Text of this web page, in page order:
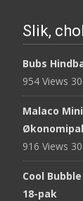
Slik,
Bubs
954 Views
Malaco
916 Views
Cool
18-pak